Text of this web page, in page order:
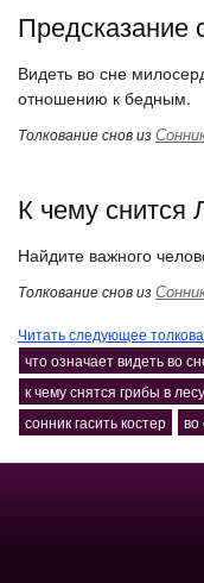
Предсказание
Видеть во сне
отношению к бедным.
Толкование снов из
К чему
Найдите важного
Толкование снов из
Читать следующее
что означает видеть во
к чему снятся грибы в
сонник гасить костер
во